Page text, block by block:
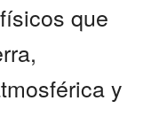
que
y